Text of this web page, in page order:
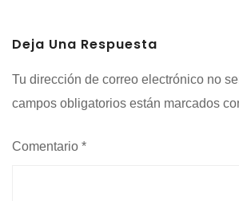
Deja Una Respuesta
Tu dirección de correo electrónico no
campos obligatorios están marcados
Comentario *